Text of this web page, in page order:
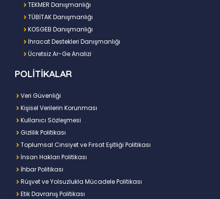
TEKMER Danışmanlığı
TÜBİTAK Danışmanlığı
KOSGEB Danışmanlığı
İhracat Destekleri Danışmanlığı
Ücretsiz Ar-Ge Analizi
POLİTİKALAR
Veri Güvenliği
Kişisel Verilerin Korunması
Kullanıcı Sözleşmesi
Gizlilik Politikası
Toplumsal Cinsiyet ve Fırsat Eşitliği Politikası
İnsan Hakları Politikası
İhbar Politikası
Rüşvet ve Yolsuzlukla Mücadele Politikası
Etik Davranış Politikası